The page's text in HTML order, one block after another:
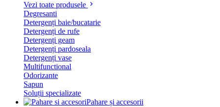
Vezi toate produsele
Degresanti
Detergenți baie/bucatarie
Detergenți de rufe
Detergenți geam
Detergenți pardoseala
Detergenți vase
Multifunctional
Odorizante
Sapun
Soluții specializate
Pahare și accesorii